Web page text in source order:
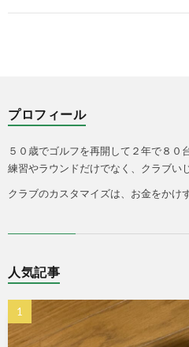
プロフィール
５０歳でゴルフを再開して２年で８０
練習やラウンドだけでなく、クラブい
クラブのカスタマイズは、お金をかけ
人気記事